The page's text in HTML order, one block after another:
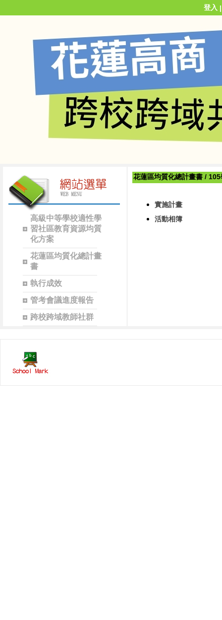
登入
高級中等學校適性學
習社區教育資源均質
化方案
花蓮區均質化總計畫
書
執行成效
管考會議進度報告
跨校跨域教師社群
花蓮區均質化總計畫書 /
實施計畫
活動相簿